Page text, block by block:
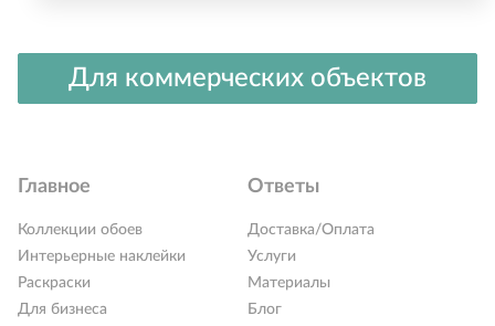
Для коммерческих объектов
Главное
Коллекции обоев
Интерьерные наклейки
Раскраски
Для бизнеса
Ответы
Доставка/Оплата
Услуги
Материалы
Блог